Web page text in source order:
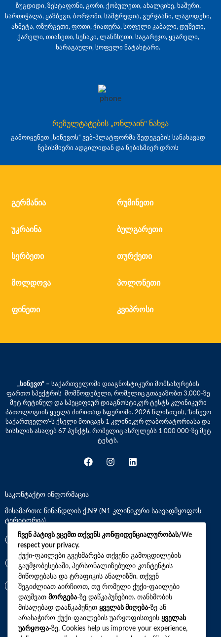
ზუგდიდი, ზესტაფონი, გორი, ქობულეთი, ახალციხე, ხაშური,
სართიჭალა, ყაზბეგი, ბორჯომი, სამტრედია, გურჯაანი, ლაგოდეხი,
ახმეტა, ოზურგეთი, ფოთი, ჭიათურა, სოფელი კაბალი, დუშეთი,
ქარელი, თიანეთი, სენაკი, ლანჩხუთი, საგარეჯო, ყვარელი,
ხარაგაული, სოფელი ნატახტარი.
რეზულტატების „ონლაინ" ნახვა
გამოიყენეთ „სინევოს“ ვებ-პლატფორმა შედეგების სანახავად
ნებისმიერი ადგილიდან და ნებისმიერ დროს
გერმანია რუმინეთი
უკრაინა ბულგარეთი
სერბეთი თურქეთი
მოლდოვა პოლონეთი
ფინეთი კვიპროსი
„სინევო“ – საქართველოში დიაგნოსტიკური მომსახურების
ფართო სპექტრის მომწოდებელი, რომელიც გთავაზობთ 3,000-ზე
მეტ რუტინულ და სპეციფიურ დიაგნოსტიკურ ტესტს კლინიკური
პათოლოგიის ყველა ძირითად სფეროში. 2026 წლისთვის, ‘სინევო
საქართველო’-ს ქსელი მოიცავს 1 კლინიკურ ლაბორატორიასა და
სისხლის ასაღებ 67 პუნქტს, რომელიც ასრულებს 1 000 000-ზე მეტ
ტესტს.
საკონტაქტო ინფორმაცია
მისამართი: წინანდლის ქ.N9 (N1 კლინიკური საავადმყოფოს
ტერიტორია)
*7770
+(995)32 2 800 111
info@synevo.ge
2021 – 2026 © სინევო. ყველა უფლება დაცულია
ჩვენ პატივს ვცემთ თქვენს კონფიდენციალურობას/We
respect your privacy.
ქუქი-ფაილები გვეხმარება თქვენი გამოცდილების
გაუმჯობესებაში, პერსონალიზებული კონტენტის
მიწოდებასა და ტრაფიკის ანალიზში. თქვენ
შეგიძლიათ აირჩიოთ, თუ რომელი ქუქი-ფაილები
დაუშვათ მორგება-ზე დაწკაპუნებით. თანხმობის
მისაღებად დააწკაპუნეთ ყველას მიღება-ზე ან
არასაჭირო ქუქი-ფაილების უარყოფისთვის ყველას
უარყოფა-ზე. Cookies help us improve your experience,